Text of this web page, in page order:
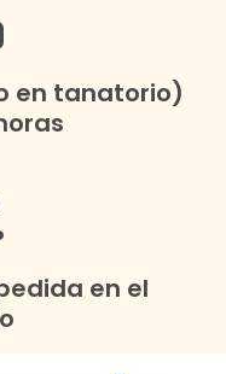
en tanatorio)
en el